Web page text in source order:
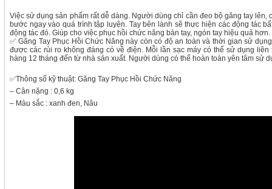
Việc sử dụng sản phẩm rất dễ dàng. Người dùng chỉ cần đeo bộ găng tay
bước ngay vào quá trình tập luyện. Tay bên lành sẽ thực hiện các động tác
động tác đó. Giúp cho việc phục hồi chức năng bàn tay, ngón tay hiệu quả hơn.
✅ Găng Tay Phục Hồi Chức Năng này còn có độ an toàn và thời gian sử
được các rủi ro không đáng có về điện. Mỗi lần sạc máy có thể sử dụng
hàng 12 tháng đến từ nhà sản xuất. Người dùng có thể hoàn toàn yên tâm sử
✅Thông số kỹ thuật: Găng Tay Phục Hồi Chức Năng
– Cân nặng : 0,6 kg
– Màu sắc : xanh đen, Nâu